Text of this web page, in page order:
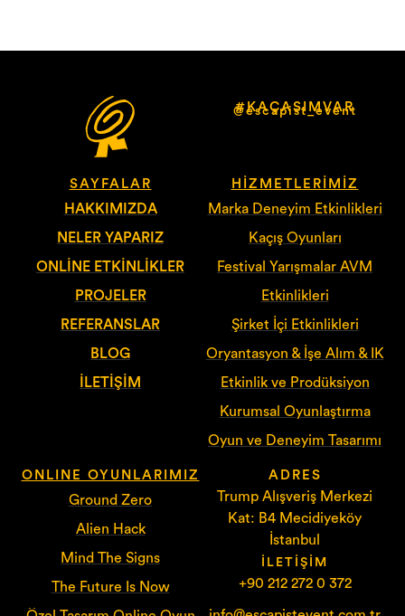
#KAÇASIMVAR
@escapist_event
SAYFALAR
HAKKIMIZDA
NELER YAPARIZ
ONLINE ETKINLIKLER
PROJELER
REFERANSLAR
BLOG
İLETIŞIM
HIZMETLERIMIZ
Marka Deneyim Etkinlikleri
Kaçış Oyunları
Festival Yarışmalar AVM
Etkinlikleri
Şirket İçi Etkinlikleri
Oryantasyon & İşe Alım & IK
Etkinlik ve Prodüksiyon
Kurumsal Oyunlaştırma
Oyun ve Deneyim Tasarımı
ONLINE OYUNLARIMIZ
Ground Zero
Alien Hack
Mind The Signs
The Future Is Now
ADRES
Trump Alışveriş Merkezi
Kat: B4 Mecidiyeköy
İstanbul
İLETIŞIM
+90 212 272 0 372